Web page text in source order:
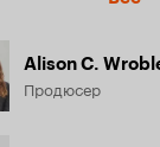
Alison C.
Продюсер